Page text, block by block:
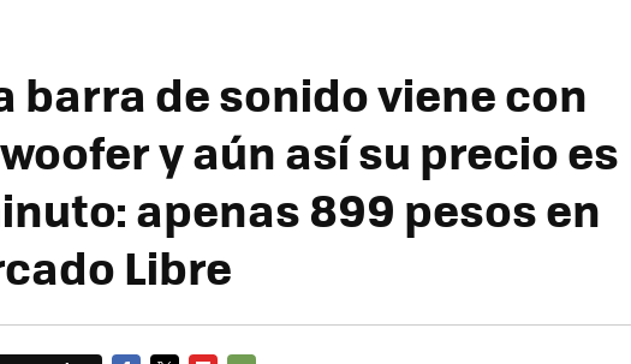
barra de sonido viene con
y aún así su precio es
apenas 899 pesos en
Libre